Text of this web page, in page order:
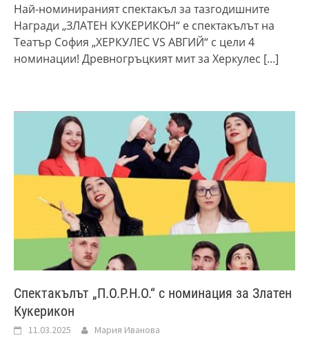
Най-номинираният спектакъл за тазгодишните
Награди „ЗЛАТЕН КУКЕРИКОН“ е спектакълът на
Театър София „ХЕРКУЛЕС VS АВГИЙ“ с цели 4
номинации! Древногръцкият мит за Херкулес [...]
Спектакълът „П.О.Р.Н.О.“ с номинация за Златен
Кукерикон
11.03.2025 Мария Иванова